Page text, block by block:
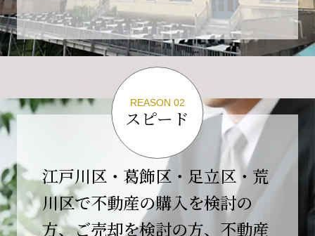
ご不便をおかけしますが、何卒よろしくお願い
いたします。
翌日より通常営業いたします。
【開業10周年のご挨拶】
平素より格別のご高配を賜り、誠にありがとう
ございます。
おかげさまで当社は、2026年2月1日をもちまし
て開業10周年を迎えることができました。
REASON 02
スピード
江戸川区・葛飾区・足立区・荒
川区で不動産の購入を検討の
方、ご売却を検討の方、不動産